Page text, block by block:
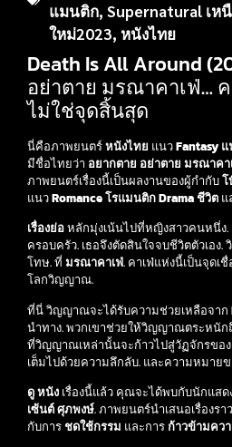
แมนติก, Supernatural เห
ใหม่2023, หนังไทย
Death Is All Around
อย่าตาย มรณาคาเฟ่…
ไม่ใช่จุดสิ้นสุด
นี่คือภาพยนตร์หนังไทย แนวFantasy
มีชื่อไทยว่า อยากตาย อย่าตาย มรณาคา
ภาพยนตร์เรื่องนี้เป็นผลงานของผู้กำกับ
แนวRomance โรแมนติกDrama ชีวิต แ
เรื่องย่อหลักมุ่งเน้นไปที่หญิงสาวคนหนึ่ง.
ครอบครัว. เธอจึงตัดสินใจจบชีวิตตัวเอ
โทษ. ที่ มรณาคาเฟ่. คาเฟ่แห่งนี้เป็นจุดเ
โลกวิญญาณ.
ที่นี่ วิญญาณจะได้รับความช่วยเหลือจาก
นำทาง. พวกเขาช่วยให้วิญญาณตระหนั
ที่วิญญาณเหล่านั้นจะก้าวไปสู่วัฏจักรของ
เต็มไปด้วยความลึกลับ. และความหมาย
ดู หนัง เรื่องนี้แล้ว คุณจะได้พบกับนักแสด
เซ้นต์ ศุภพงษ์. ภาพยนตร์นำเสนอเรื่องร
กับการ ชดใช้กรรม และการก้าวข้ามคว